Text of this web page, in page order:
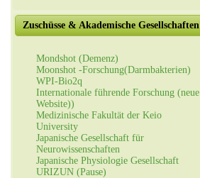
Zuschüsse & Akademische Gesellschaften
Mondshot (Demenz)
Moonshot -Forschung(Darmbakterien)
WPI-Bio2q
Internationale führende Forschung (neue
Website))
Medizinische Fakultät der Keio
University
Japanische Gesellschaft für
Neurowissenschaften
Japanische Physiologie Gesellschaft
URIZUN (Pause)